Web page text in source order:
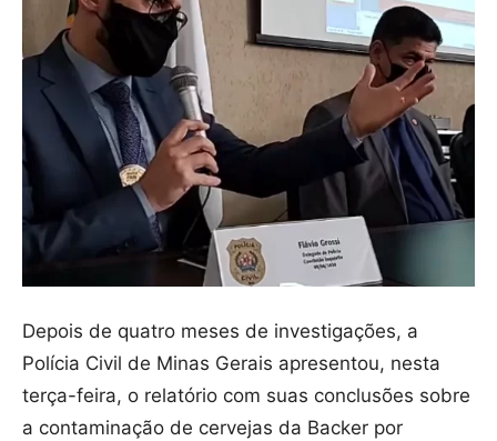
Depois de quatro meses de investigações, a
Polícia Civil de Minas Gerais apresentou, nesta
terça-feira, o relatório com suas conclusões sobre
a contaminação de cervejas da Backer por